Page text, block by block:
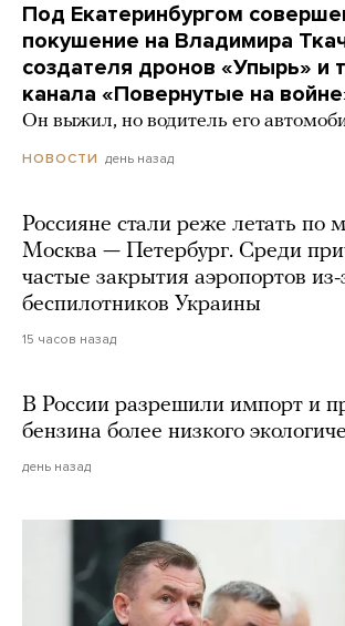
Под Екатеринбургом
покушение на Владимира
создателя дронов «Упырь» и
канала «Повернутые на
Он выжил, но водитель его
НОВОСТИ день назад
Россияне стали реже летать по
Москва — Петербург. Среди
частые закрытия аэропортов из-
беспилотников Украины
15 часов назад
В России разрешили импорт и
бензина более низкого
день назад